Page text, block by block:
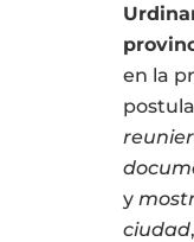
en la
y
ciudad